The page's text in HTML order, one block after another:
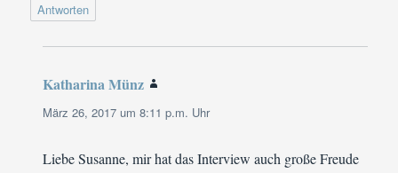
Antworten
Katharina Münz
März 26, 2017 um 8:11 p.m. Uhr
Liebe Susanne, mir hat das Interview auch große Freude